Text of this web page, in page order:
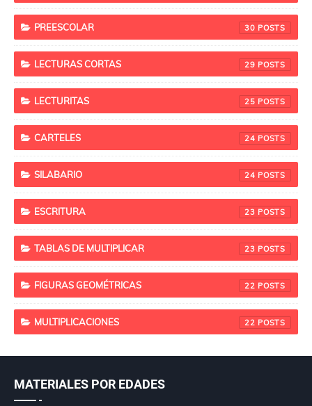
PREESCOLAR 30
LECTURAS CORTAS 29
LECTURITAS 25
CARTELES 24
SILABARIO 24
ESCRITURA 23
TABLAS DE MULTIPLICAR 23
FIGURAS GEOMÉTRICAS 22
MULTIPLICACIONES 22
MATERIALES POR EDADES